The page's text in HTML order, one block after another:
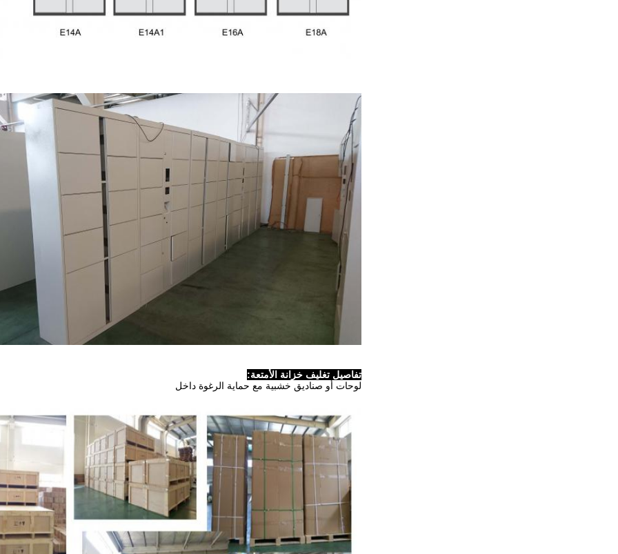
تفاصيل تغليف خزانة الأمتعة:
لوحات أو صناديق خشبية مع حماية الرغوة داخل